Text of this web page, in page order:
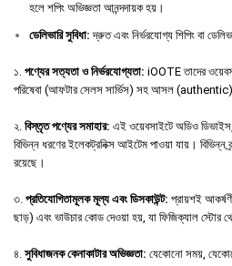
হলে শপিং অভিজ্ঞতা আনন্দদায়ক হয়।
ডেলিভারি সুবিধা: দ্রুত এবং নির্ভরযোগ্য শিপিং বা
১. পণ্যের সত্যতা ও নির্ভরযোগ্যতা: iOOTE তাদের
পরিষেবা (আফটার সেলস সার্ভিস) সহ আসল (authentic)
২. বিস্তৃত পণ্যের সমাহার: এই ওয়েবসাইটে অডিও ডিভাইস,
বিভিন্ন ধরণের ইলেকট্রনিক্স আইটেম পাওয়া যায়। বিভিন্ন
রয়েছে।
৩. প্রতিযোগিতামূলক মূল্য এবং ডিসকাউন্ট: প্রায়শই
ছাড়) এবং ভাউচার কোড দেওয়া হয়, যা ফিজিক্যাল স্টোর
৪. সুবিধাজনক কেনাকাটার অভিজ্ঞতা: যেকোনো সময়,